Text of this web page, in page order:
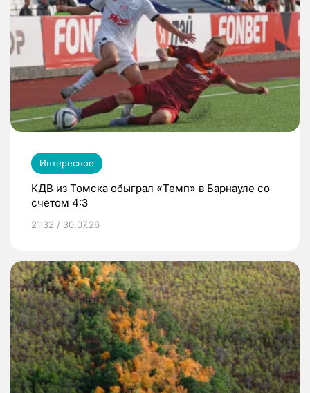
Интересное
КДВ из Томска обыграл «Темп» в Барнауле со
счетом 4:3
21:32 / 30.07.26